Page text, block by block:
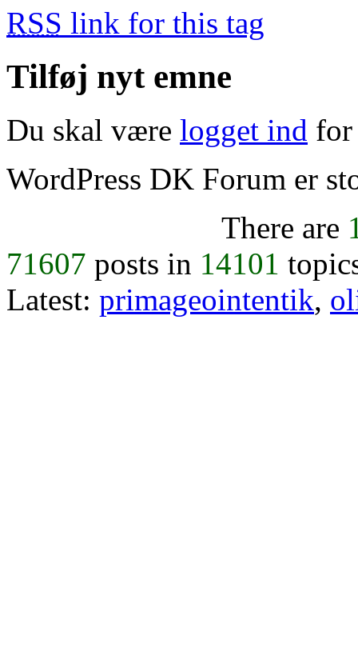
RSS link for this tag
Tilføj nyt emne
Du skal være logget ind for
WordPress DK Forum er
There are
71607 posts in 14101
Latest: primageointentik,